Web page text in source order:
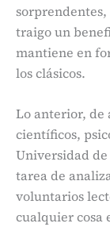
sorprendentes,
traigo un
mantiene en
los clásicos.
Lo anterior, de
científicos,
Universidad
tarea de
voluntarios
cualquier cosa